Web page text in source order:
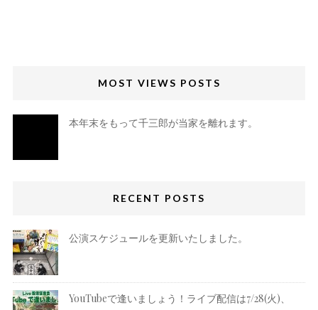
MOST VIEWS POSTS
本年末をもって千三郎が当家を離れます。
RECENT POSTS
公演スケジュールを更新いたしました。
YouTubeで逢いましょう！ライブ配信は7/28(火)、